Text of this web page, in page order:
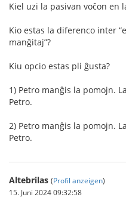
Kiel uzi la pasivan voĉon en
Kio estas la diferenco inter
manĝitaj”?
Kiu opcio estas pli ĝusta?
1) Petro manĝis la pomojn.
Petro.
2) Petro manĝis la pomojn.
Petro.
Altebrilas (Profil anzeigen)
15. Juni 2024 09:32:58